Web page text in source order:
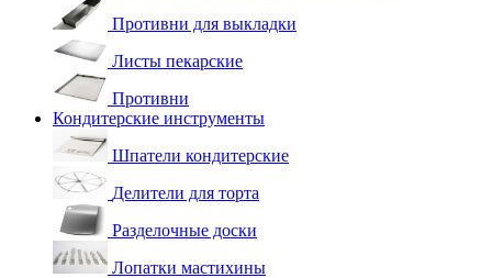
Противни для выкладки
Листы пекарские
Противни
Кондитерские инструменты
Шпатели кондитерские
Делители для торта
Разделочные доски
Лопатки мастихины